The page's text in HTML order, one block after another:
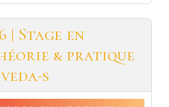
| Stage en
& pratique
s